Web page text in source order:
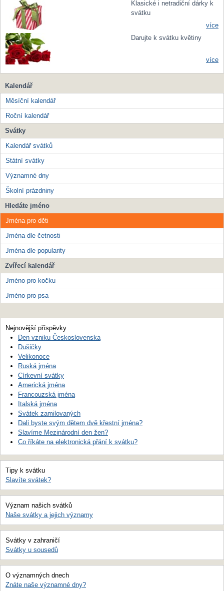
Klasické i netradiční dárky k
svátku
více
Darujte k svátku květiny
více
Kalendář
Měsíční kalendář
Roční kalendář
Svátky
Kalendář svátků
Státní svátky
Významné dny
Školní prázdniny
Hledáte jméno
Jména pro děti
Jména dle četnosti
Jména dle popularity
Zvířecí kalendář
Jméno pro kočku
Jméno pro psa
Nejnovější příspěvky
Den vzniku Československa
Dušičky
Velikonoce
Ruská jména
Církevní svátky
Americká jména
Francouzská jména
Italská jména
Svátek zamilovaných
Dali byste svým dětem dvě křestní jména?
Slavíme Mezinárodní den žen?
Co říkáte na elektronická přání k svátku?
Tipy k svátku
Slavíte svátek?
Význam našich svátků
Naše svátky a jejich významy
Svátky v zahraničí
Svátky u sousedů
O významných dnech
Znáte naše významné dny?